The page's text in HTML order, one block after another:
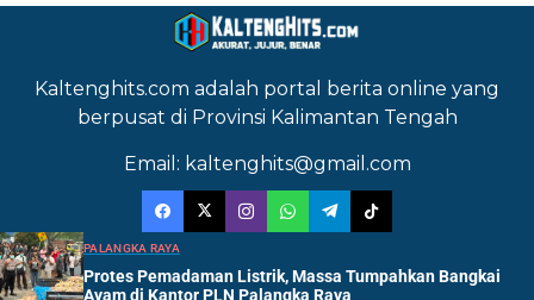
Kaltenghits.com adalah portal berita online yang
berpusat di Provinsi Kalimantan Tengah
Email: kaltenghits@gmail.com
PALANGKA RAYA
Protes Pemadaman Listrik, Massa Tumpahkan Bangkai
Ayam di Kantor PLN Palangka Raya